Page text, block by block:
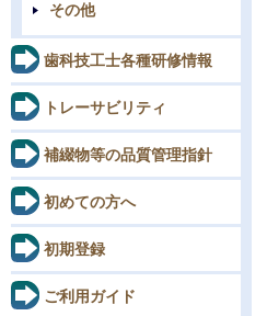
その他
歯科技工士各種研修情報
トレーサビリティ
補綴物等の品質管理指針
初めての方へ
初期登録
ご利用ガイド